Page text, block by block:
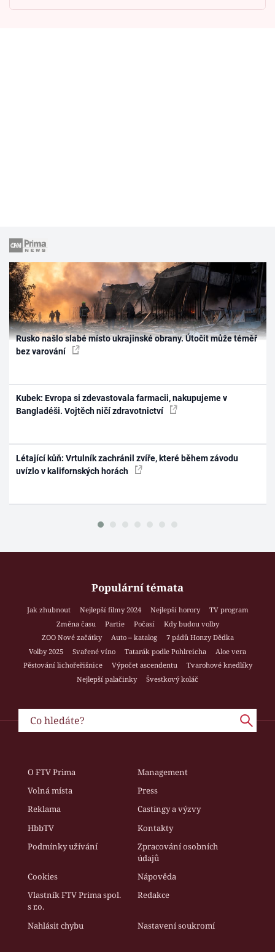
Rusko našlo slabé místo ukrajinské obrany. Útočit může téměř
bez varování
Kubek: Evropa si zdevastovala farmacii, nakupujeme v
Bangladéši. Vojtěch ničí zdravotnictví
Létající kůň: Vrtulník zachránil zvíře, které během závodu
uvízlo v kalifornských horách
Populární témata
Jak zhubnout Nejlepší filmy 2024 Nejlepší horory
TV program
Změna času
Partie Počasí
Kdy budou volby
ZOO Nové začátky
Auto – katalog
7 pádů Honzy Dědka
Volby 2025
Svařené víno Tatarák podle Pohlreicha
Aloe vera
Pěstování lichořeřišnice
Výpočet ascendentu
Tvarohové knedlíky
Nejlepší palačinky
Švestkový koláč
O FTV Prima
Management
Volná místa
Press
Reklama
Castingy a výzvy
HbbTV
Kontakty
Podmínky užívání
Zpracování osobních
údajů
Cookies
Nápověda
Vlastník FTV Prima spol.
s r.o.
Redakce
Nahlásit chybu Nastavení soukromí